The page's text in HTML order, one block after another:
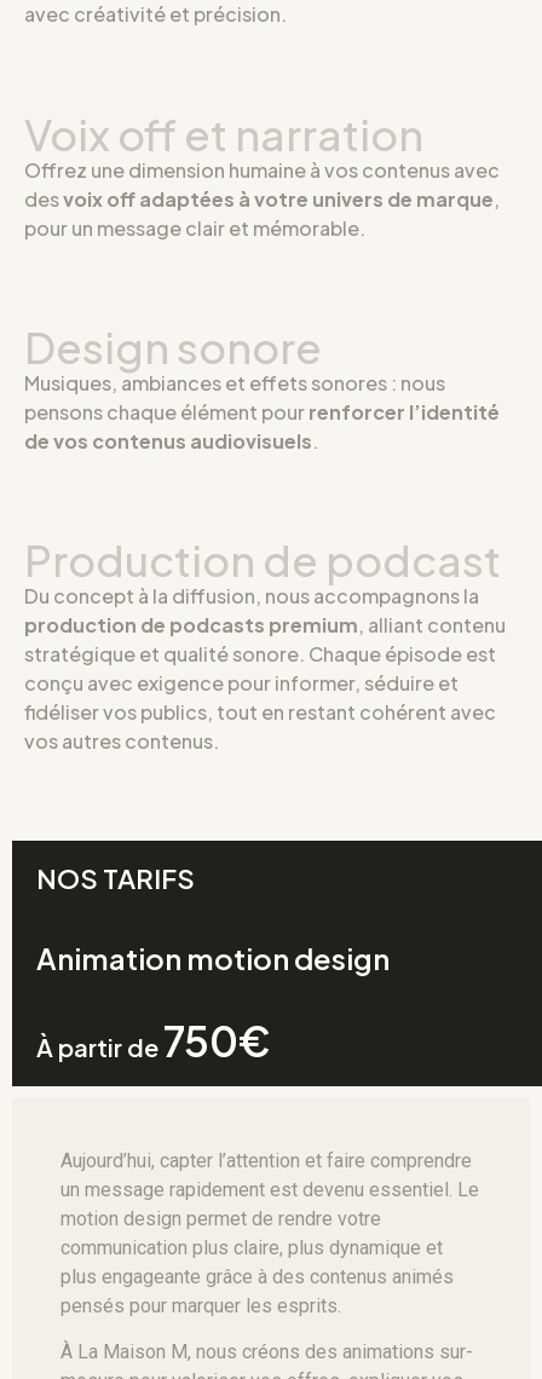
avec créativité et précision.
Voix off et narration
Offrez une dimension humaine à vos contenus avec
desvoix off adaptées à votre univers de marque,
pour un message clair et mémorable.
Design sonore
Musiques, ambiances et effets sonores : nous
pensons chaque élément pourrenforcer l’identité
de vos contenus audiovisuels.
Production de podcast
Du concept à la diffusion, nous accompagnons la
production de podcasts premium, alliant contenu
stratégique et qualité sonore. Chaque épisode est
conçu avec exigence pour informer, séduire et
fidéliser vos publics, tout en restant cohérent avec
vos autres contenus.
NOS TARIFS
Animation motion design
À partir de 750€
Aujourd’hui, capter l’attention et faire comprendre
un message rapidement est devenu essentiel. Le
motion design permet de rendre votre
communication plus claire, plus dynamique et
plus engageante grâce à des contenus animés
pensés pour marquer les esprits.
À La Maison M, nous créons des animations sur-